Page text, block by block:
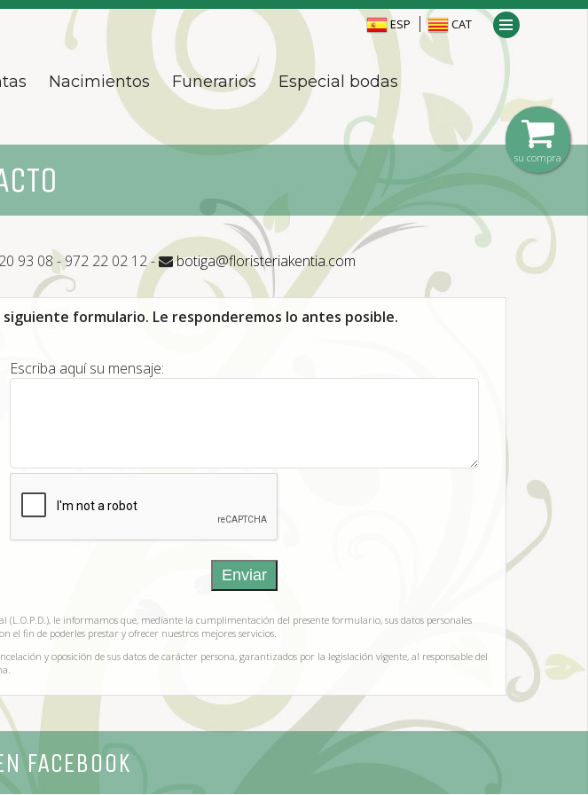
Nacimientos Funerarios Especial bodas
ESP CAT
su compra
93 08 - 972 22 02 12 - botiga@floristeriakentia.com
formulario. Le responderemos lo antes posible.
Escriba aquí su mensaje:
Enviar
(L.O.P.D.), le informamos que, mediante la cumplimentación del presente formulario, sus datos personales
fin de poderles prestar y ofrecer nuestros mejores servicios.
y oposición de sus datos de carácter persona, garantizados por la legislación vigente, al responsable del
FACEBOOK